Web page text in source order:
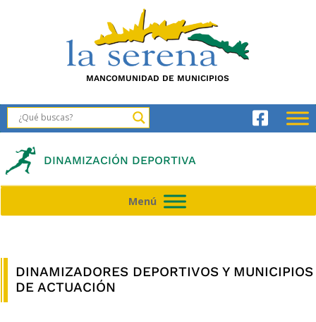
MANCOMUNIDAD DE MUNICIPIOS
DINAMIZACIÓN DEPORTIVA
Menú
DINAMIZADORES DEPORTIVOS Y MUNICIPIOS
DE ACTUACIÓN